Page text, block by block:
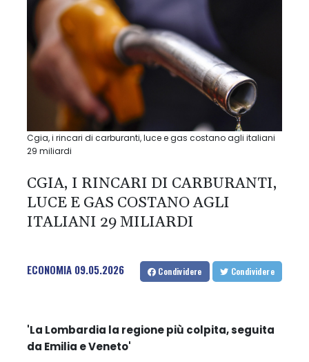
Cgia, i rincari di carburanti, luce e gas costano agli italiani
29 miliardi
CGIA, I RINCARI DI CARBURANTI,
LUCE E GAS COSTANO AGLI
ITALIANI 29 MILIARDI
ECONOMIA 09.05.2026 Condividere Condividere
'La Lombardia la regione più colpita, seguita
da Emilia e Veneto'